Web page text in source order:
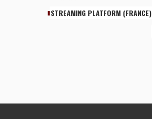
STREAMING PLATFORM (FRANCE)